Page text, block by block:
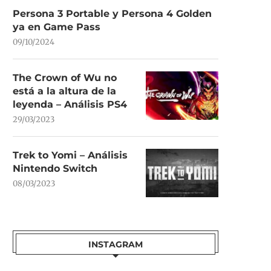
Persona 3 Portable y Persona 4 Golden
ya en Game Pass
09/10/2024
The Crown of Wu no
está a la altura de la
leyenda – Análisis PS4
29/03/2023
Trek to Yomi – Análisis
Nintendo Switch
08/03/2023
INSTAGRAM